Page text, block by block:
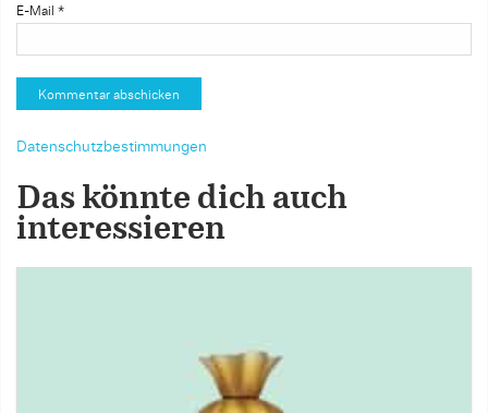
E-Mail *
Datenschutzbestimmungen
Das könnte dich auch
interessieren